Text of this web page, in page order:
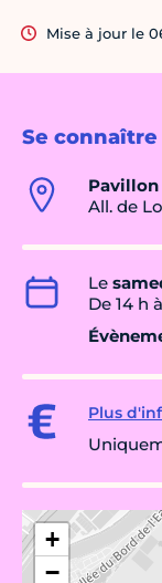
Se
All. de
Le
De 14 h
Plus
+
−
Mise à jour le